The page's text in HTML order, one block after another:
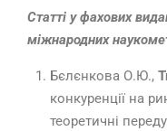
Статті у фахових
міжнародних
Бєлєнкова О.Ю.,
конкуренції на
теоретичні